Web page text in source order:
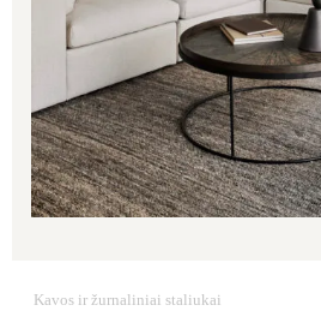
Kavos ir žurnaliniai staliukai